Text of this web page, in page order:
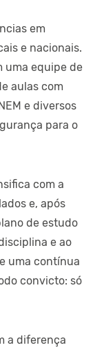
em
e nacionais.
uma equipe de
aulas com
e diversos
para o
com a
e, após
de estudo
e ao
uma contínua
convicto: só
a diferença